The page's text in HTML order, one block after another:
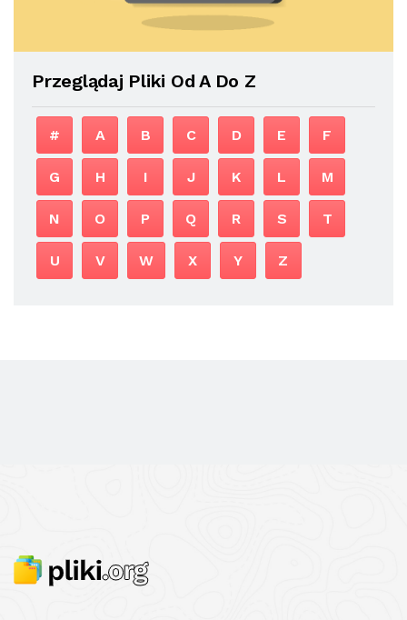
Przeglądaj Pliki Od A Do Z
# A B C D E F
G H I J K L M
N O P Q R S T
U V W X Y Z